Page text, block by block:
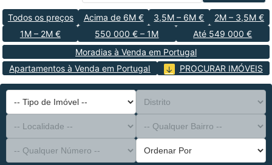
Todos os preços Acima de 6M € 3,5M – 6M €
2M – 3,5M €
1M – 2M €
550 000 € – 1M
Até 549 000 €
Moradias à Venda em Portugal
Apartamentos à Venda em Portugal
PROCURAR IMÓVEIS
-- Tipo de Imóvel --
Distrito
-- Localidade --
-- Qualquer Bairro --
-- Qualquer Número --
Ordenar Por